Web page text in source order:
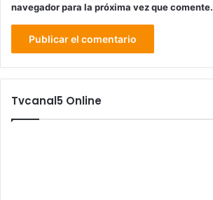
navegador para la próxima vez que comente.
Tvcanal5 Online